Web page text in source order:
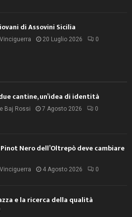
di Assovini Sicilia
20 Luglio 2026 0
cantine, un’idea di identità
Baj Rossi 7 Agosto 2026 0
Nero dell’Oltrepò deve cambiare
4 Agosto 2026 0
e la ricerca della qualità